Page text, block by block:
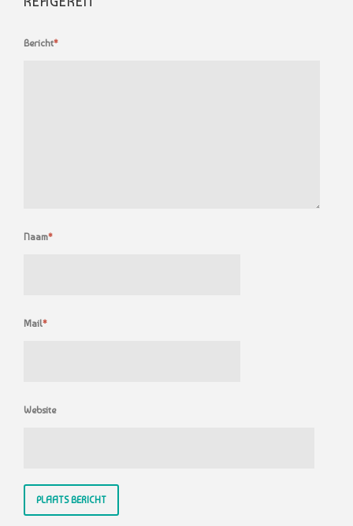
Bericht*
Naam*
Mail*
Website